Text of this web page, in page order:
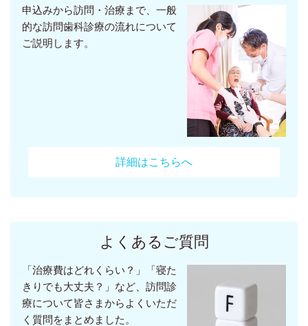
申込みから訪問・治療まで、一般
的な訪問歯科診療の流れについて
ご説明します。
詳細はこちらへ
よくあるご質問
「治療費はどれくらい？」「寝た
きりでも大丈夫？」など、訪問診
療について皆さまからよくいただ
く質問をまとめました。